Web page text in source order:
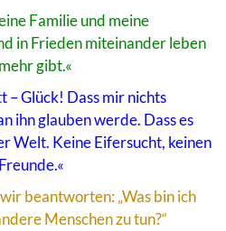
Familie und meine
in Frieden miteinander leben
gibt.«
– Glück! Dass mir nichts
ihn glauben werde. Dass es
Welt. Keine Eifersucht, keinen
beantworten: „Was bin ich
Menschen zu tun?“